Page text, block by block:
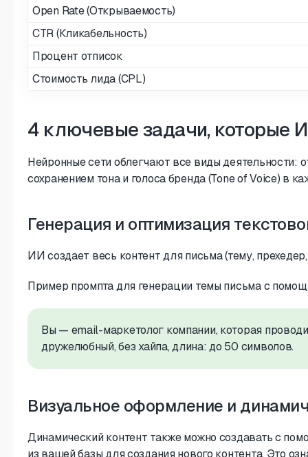
Open Rate (Открываемость)
CTR (Кликабельность)
Процент отписок
Стоимость лида (CPL)
4 ключевые задачи, которые
Нейронные сети облегчают все виды деятельности:
сохранением тона и голоса бренда (Tone of Voice) в
Генерация и оптимизация
ИИ создает весь контент для письма (тему,
Пример промпта для генерации темы письма с
Вы — email-маркетолог компании, которая
дружелюбный, без хайпа, длина: до 50 символов.
Визуальное оформление и
Динамический контент также можно создавать с
из вашей базы для создания нового контента. Это